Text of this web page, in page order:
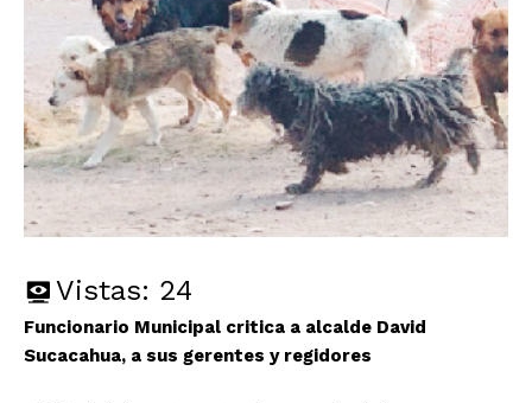
Vistas: 24
Funcionario Municipal critica a alcalde David
Sucacahua, a sus gerentes y regidores